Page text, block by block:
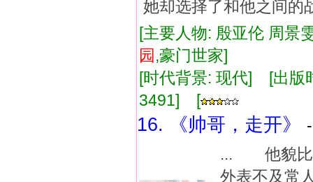
她却选择了和他之间
[主要人物: 殷亚伦 周
园,豪门世家]
[时代背景: 现代] [出
3491] [
16. 《帅哥，走开》
... 他貌比
外表不及